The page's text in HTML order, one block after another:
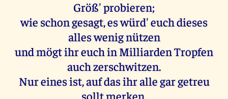
Größ' probieren;
wie schon gesagt, es würd' euch dieses
alles wenig nützen
und mögt ihr euch in Milliarden Tropfen
auch zerschwitzen.
Nur eines ist, auf das ihr alle gar getreu
sollt merken,